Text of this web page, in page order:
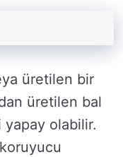
üretilen bir
üretilen bal
olabilir.